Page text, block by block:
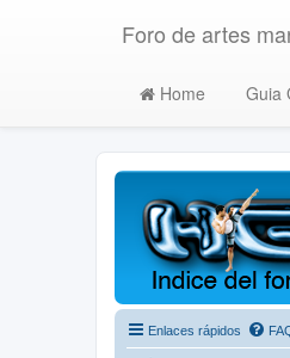
Foro de artes
Home Guia
Enlaces rápidos